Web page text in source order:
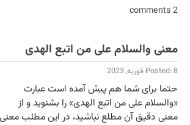
2 comments
معنی والسلام علی من اتبع الهدی
Posted: 8 فوریه, 2023
حتما برای شما هم پیش آمده است عبارت
«والسلام علی من اتبع الهدی» را بشنوید و از
معنی دقیق آن مطلع نباشید، در این مطلب